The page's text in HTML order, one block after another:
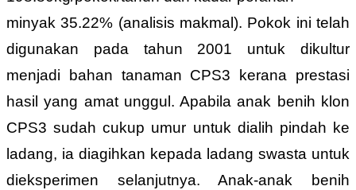
minyak 35.22% (analisis makmal). Pokok ini telah
digunakan pada tahun 2001 untuk dikultur
menjadi bahan tanaman CPS3 kerana prestasi
hasil yang amat unggul. Apabila anak benih klon
CPS3 sudah cukup umur untuk dialih pindah ke
ladang, ia diagihkan kepada ladang swasta untuk
dieksperimen selanjutnya. Anak-anak benih